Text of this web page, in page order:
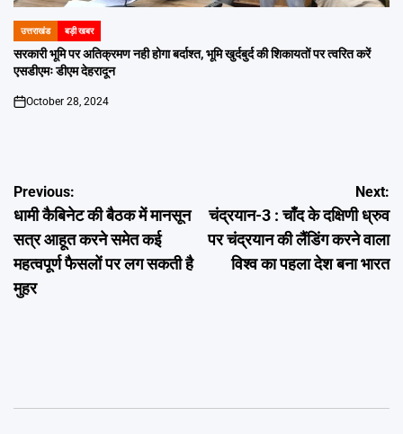
POSTED
IN
उत्तराखंड बड़ी खबर
सरकारी भूमि पर अतिक्रमण नही होगा बर्दाश्त, भूमि खुर्दबुर्द की शिकायतों पर त्वरित करें
एसडीएमः डीएम देहरादून
on
October 28, 2024
Post
navigation
Previous:
धामी कैबिनेट की बैठक में मानसून
सत्र आहूत करने समेत कई
महत्वपूर्ण फैसलों पर लग सकती है
मुहर
Next:
चंद्रयान-3 : चाँद के दक्षिणी ध्रुव
पर चंद्रयान की लैंडिंग करने वाला
विश्व का पहला देश बना भारत